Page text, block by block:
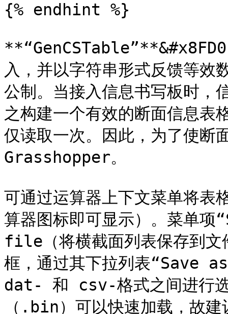
{% endhint %}
入，并以字符串形式反馈等效
公制。当接入信息书写板时，
之构建一个有效的断面信息表
仅读取一次。因此，为了使断
Grasshopper。
可通过运算器上下文菜单将表
算器图标即可显示）。菜
file（将横截面列表保存到文
框，通过其下拉列表“Save
dat- 和 csv-格式之间进行选
（.bin）可以快速加载，故